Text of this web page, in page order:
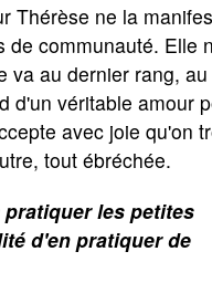
Thérèse ne la
de communauté. Elle
va au dernier rang,
d'un véritable amour
avec joie qu'on
tout ébréchée.
les petites
d'en pratiquer de